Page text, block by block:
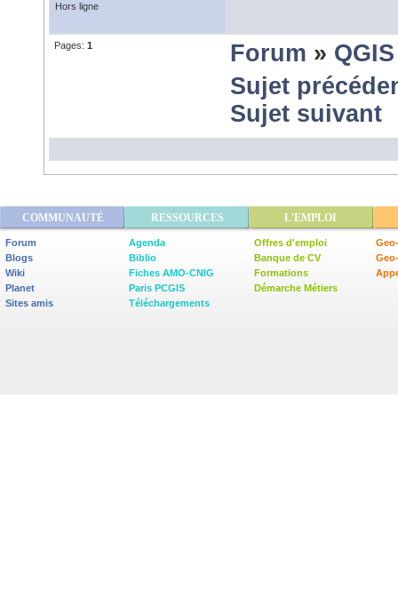
Hors ligne
Pages: 1 Forum » QGIS
Sujet
Sujet suivant
COMMUNAUTÉ RESSOURCES L'EMPLOI
Forum
Blogs
Wiki
Planet
Sites amis
Agenda
Biblio
Fiches AMO-CNIG
Paris PCGIS
Téléchargements
Offres d'emploi
Banque de CV
Formations
Démarche Métiers